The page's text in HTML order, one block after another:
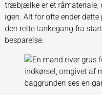
træbjælke er et råmateriale,
igen. Alt for ofte ender
den rette tankegang fra
besparelse.